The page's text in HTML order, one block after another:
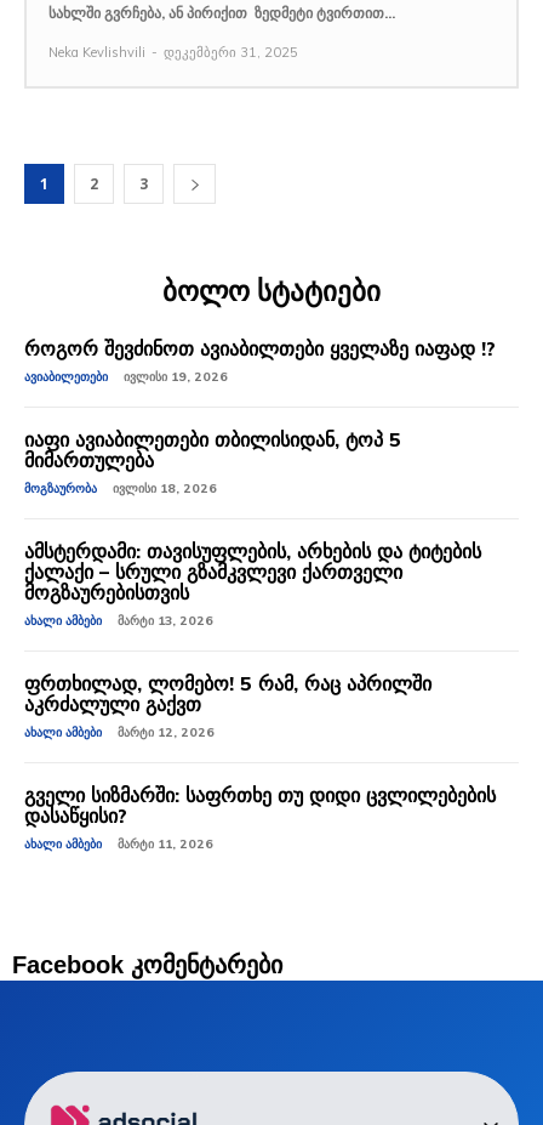
სახლში გვრჩება, ან პირიქით ზედმეტი ტვირთით...
Neka Kevlishvili - დეკემბერი 31, 2025
1 2 3
ბოლო სტატიები
როგორ შევძინოთ ავიაბილთები ყველაზე იაფად !?
ᲐᲕᲘᲐᲑᲘᲚᲔᲗᲔᲑᲘ ᲘᲕᲚᲘᲡᲘ 19, 2026
იაფი ავიაბილეთები თბილისიდან, ტოპ 5
მიმართულება
ᲛᲝᲒᲖᲐᲣᲠᲝᲑᲐ ᲘᲕᲚᲘᲡᲘ 18, 2026
ამსტერდამი: თავისუფლების, არხების და ტიტების
ქალაქი – სრული გზამკვლევი ქართველი
მოგზაურებისთვის
ᲐᲮᲐᲚᲘ ᲐᲛᲑᲔᲑᲘ ᲛᲐᲠᲢᲘ 13, 2026
ფრთხილად, ლომებო! 5 რამ, რაც აპრილში
აკრძალული გაქვთ
ᲐᲮᲐᲚᲘ ᲐᲛᲑᲔᲑᲘ ᲛᲐᲠᲢᲘ 12, 2026
გველი სიზმარში: საფრთხე თუ დიდი ცვლილებების
დასაწყისი?
ᲐᲮᲐᲚᲘ ᲐᲛᲑᲔᲑᲘ ᲛᲐᲠᲢᲘ 11, 2026
Facebook კომენტარები